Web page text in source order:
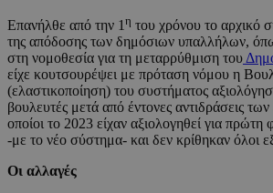
Επανήλθε από την 1 η του χρόνου το αρχικό
της απόδοσης των δημόσιων υπαλλήλων,
στη νομοθεσία για τη μεταρρύθμιση του
είχε κουτσουρέψει με πρόταση νόμου η
(ελαστικοποίηση) του συστήματος
βουλευτές μετά από έντονες αντιδράσεις
οποίοι το 2023 είχαν αξιολογηθεί για πρώτη
-με το νέο σύστημα- και δεν κρίθηκαν όλοι
Οι αλλαγές